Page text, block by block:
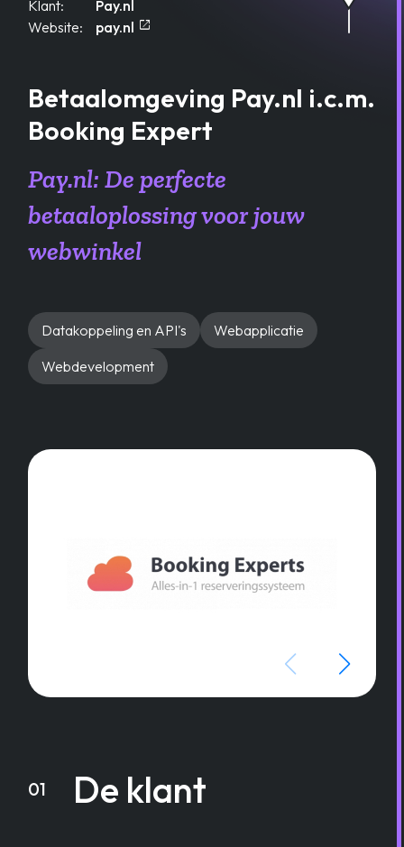
Klant:
Pay.nl
Website:
pay.nl open_in_new
Betaalomgeving Pay.nl i.c.m.
Booking Expert
Pay.nl: De perfecte
betaaloplossing voor jouw
webwinkel
Datakoppeling en API's
Webapplicatie
Webdevelopment
01 De klant